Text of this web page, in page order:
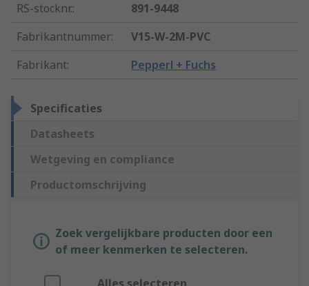
RS-stocknr.:
891-9448
Fabrikantnummer:
V15-W-2M-PVC
Fabrikant: Pepperl + Fuchs
Specificaties
Datasheets
Wetgeving en compliance
Productomschrijving
Zoek vergelijkbare producten door een
of meer kenmerken te selecteren.